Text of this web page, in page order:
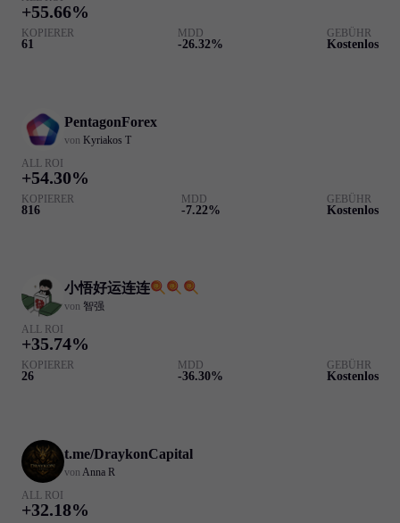
+55.66%
KOPIERER
61
MDD
-26.32%
GEBÜHR
Kostenlos
PentagonForex
von Kyriakos T
ALL ROI
+54.30%
KOPIERER
816
MDD
-7.22%
GEBÜHR
Kostenlos
小悟好运连连
von 智强
ALL ROI
+35.74%
KOPIERER
26
MDD
-36.30%
GEBÜHR
Kostenlos
t.me/DraykonCapital
von Anna R
ALL ROI
+32.18%